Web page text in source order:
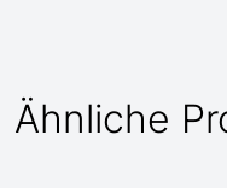
Ähnliche